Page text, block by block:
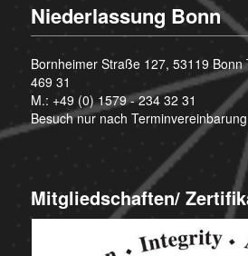
Niederlassung Bonn
Bornheimer Straße 127, 53119 Bonn
469 31
M.: +49 (0) 1579 - 234 32 31
Besuch nur nach Terminvereinbarung
Mitgliedschaften/